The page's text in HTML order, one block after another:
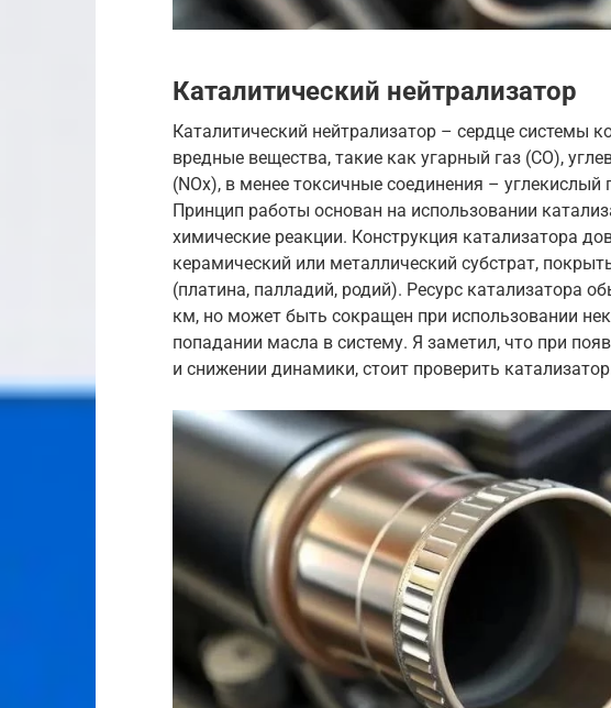
Каталитический нейтрализатор
Каталитический нейтрализатор – сердце системы
вредные вещества, такие как угарный газ (CO),
(NOx), в менее токсичные соединения – углекислый
Принцип работы основан на использовании
химические реакции. Конструкция катализатора
керамический или металлический субстрат,
(платина, палладий, родий). Ресурс катализатора
км, но может быть сокращен при использовании
попадании масла в систему. Я заметил, что при
и снижении динамики, стоит проверить